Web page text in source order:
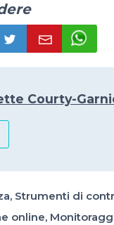
Courty-
, Strumenti di
online,